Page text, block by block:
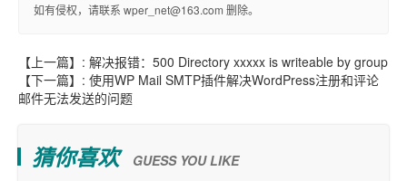
如有侵权，请联系 wper_net@163.com 删除。
【上一篇】: 解决报错：500 Directory xxxxx is writeable by group
【下一篇】: 使用WP Mail SMTP插件解决WordPress注册和评论
邮件无法发送的问题
猜你喜欢 GUESS YOU LIKE